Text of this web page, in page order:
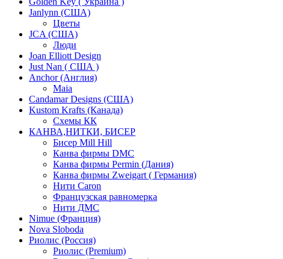
Janlynn (США)
Цветы
JCA (США)
Люди
Joan Elliott Design
Just Nan ( США )
Anchor (Англия)
Maia
Candamar Designs (США)
Kustom Krafts (Канада)
Схемы КК
КАНВА,НИТКИ, БИСЕР
Бисер Mill Hill
Канва фирмы DMC
Канва фирмы Permin (Дания)
Канва фирмы Zweigart ( Германия)
Нити Caron
Французская равномерка
Нити ДМС
Nimue (Франция)
Nova Sloboda
Риолис (Россия)
Риолис (Premium)